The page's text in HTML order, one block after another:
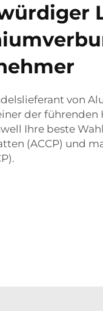
von
der führenden
Ihre beste
(ACCP) und